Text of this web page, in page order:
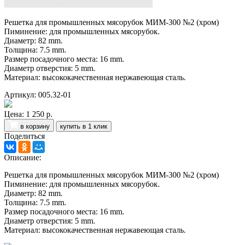
Решетка для промышленных мясорубок МИМ-300 №2 (хром)
Пиминение: для промышленных мясорубок.
Диаметр: 82 mm.
Толщина: 7.5 mm.
Размер посадочного места: 16 mm.
Диаметр отверстия: 5 mm.
Материал: высококачественная нержавеющая сталь.
Артикул: 005.32-01
Цена: 1 250 р.
в корзину купить в 1 клик
Поделиться
Описание:
Решетка для промышленных мясорубок МИМ-300 №2 (хром)
Пиминение: для промышленных мясорубок.
Диаметр: 82 mm.
Толщина: 7.5 mm.
Размер посадочного места: 16 mm.
Диаметр отверстия: 5 mm.
Материал: высококачественная нержавеющая сталь.